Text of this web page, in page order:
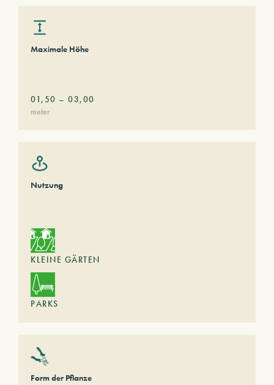
Maximale Höhe
01,50 – 03,00
meter
Nutzung
KLEINE GÄRTEN
PARKS
Form der Pflanze